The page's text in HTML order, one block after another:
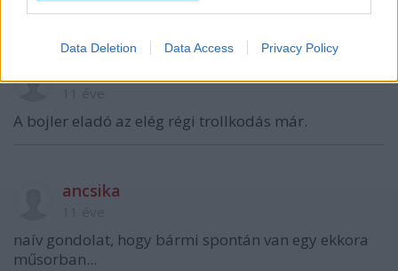
Data Deletion Data Access Privacy Policy
A bojler eladó az elég régi trollkodás már.
ancsika
naív gondolat, hogy bármi spontán van egy ekkora
műsorban...